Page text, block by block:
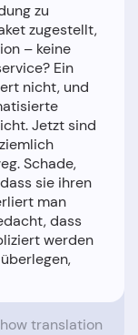
zu
zugestellt,
– keine
Ein
nicht, und
Jetzt sind
Schade,
sie ihren
man
dass
werden
translation